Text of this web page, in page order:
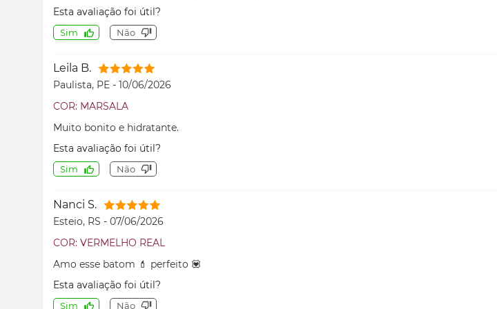
Esta avaliação foi útil?
Sim Não
Leila B.
Paulista, PE - 10/06/2026
COR: MARSALA
Muito bonito e hidratante.
Esta avaliação foi útil?
Sim Não
Nanci S.
Esteio, RS - 07/06/2026
COR: VERMELHO REAL
Amo esse batom 💄 perfeito 💟
Esta avaliação foi útil?
Sim Não